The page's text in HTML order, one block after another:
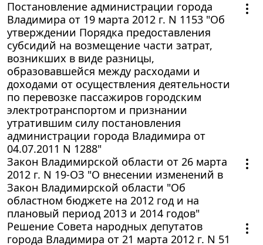
Постановление администрации города
Владимира от 19 марта 2012 г. N 1153 "Об
утверждении Порядка предоставления
субсидий на возмещение части затрат,
возникших в виде разницы,
образовавшейся между расходами и
доходами от осуществления деятельности
по перевозке пассажиров городским
электротранспортом и признании
утратившим силу постановления
администрации города Владимира от
04.07.2011 N 1288"
Закон Владимирской области от 26 марта
2012 г. N 19-ОЗ "О внесении изменений в
Закон Владимирской области "Об
областном бюджете на 2012 год и на
плановый период 2013 и 2014 годов"
Решение Совета народных депутатов
города Владимира от 21 марта 2012 г. N 51